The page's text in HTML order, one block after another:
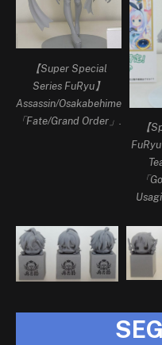
【Super Special
Series FuRyu】
Assassin/Osakabehime
「Fate/Grand Order」.
【
「